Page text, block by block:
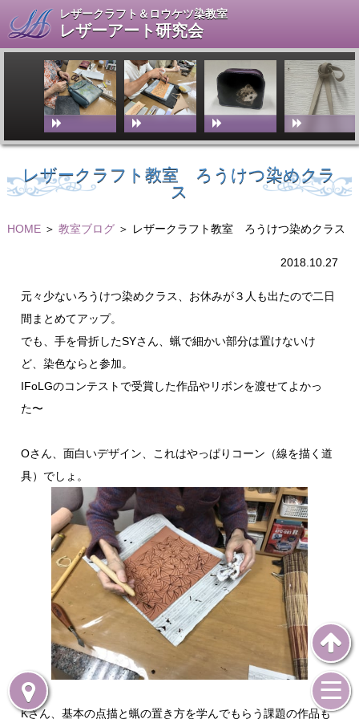
レザークラフト＆ロウケツ染教室
レザーアート研究会
レザークラフト教室 ろうけつ染めクラ
ス
HOME＞ 教室ブログ＞ レザークラフト教室 ろうけつ染めクラス
2018.10.27
元々少ないろうけつ染めクラス、お休みが３人も出たので二日
間まとめてアップ。
でも、手を骨折したSYさん、蝋で細かい部分は置けないけ
ど、染色ならと参加。
IFoLGのコンテストで受賞した作品やリボンを渡せてよかっ
た〜
Oさん、面白いデザイン、これはやっぱりコーン（線を描く道
具）でしょ。
Kさん、基本の点描と蝋の置き方を学んでもらう課題の作品も